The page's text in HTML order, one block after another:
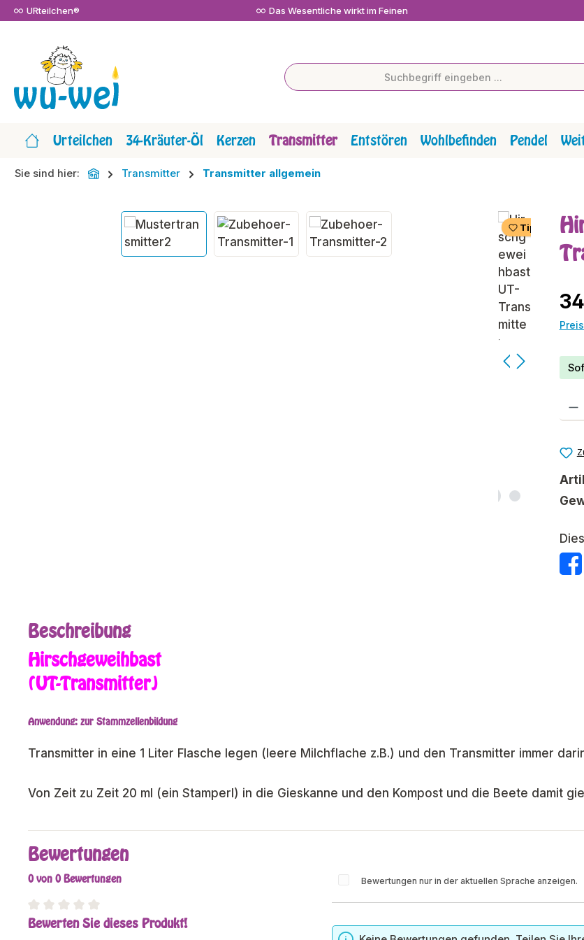
Hauptinhalt springen
Zur Suche springen
Zur Hauptnavigation springen
URteilchen® Das Wesentliche wirkt im Feinen
Urteilchen 34-Kräuter-Öl Kerzen Transmitter Entstören Wohlbefinden Pendel
Sie sind hier: Transmitter Transmitter allgemein
Bildergalerie überspringen
Tipp
Beschreibung
Hirschgeweihbast
(UT-Transmitter)
Anwendung: zur Stammzellenbildung
Transmitter in eine 1 Liter Flasche legen (leere Milchflache z.B.) und den Transmitter immer
Von Zeit zu Zeit 20 ml (ein Stamperl) in die Gieskanne und den Kompost und die Beete damit
Bewertungen
0 von 0 Bewertungen
Durchschnittliche Bewertung von 0 von 5 Sternen
Bewerten Sie dieses Produkt!
Bewertungen nur in der aktuellen Sprache anzeigen.